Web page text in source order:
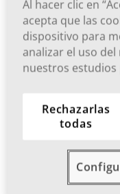
cualquier clase de
decidendi, tomare
exactitud, la
o la frecuencia con
El usuario acepta
totalidad de sus
disponibles "tal
VIATRIS no asume
Al hacer clic en
acepta que las
dispositivo para
analizar el uso
nuestros
Rechazarlas
todas